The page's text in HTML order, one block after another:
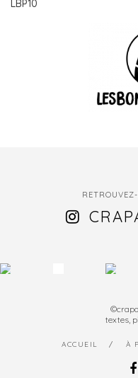
LBP10
textes,
ACCUEIL À